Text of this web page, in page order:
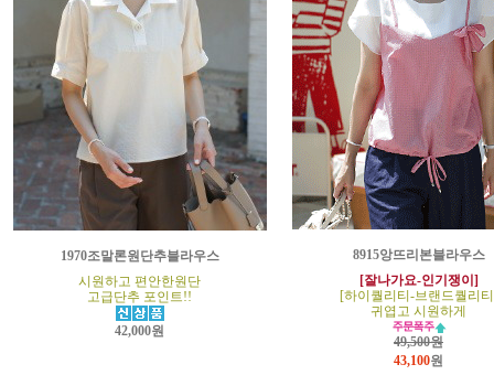
1970조말론원단추블라우스
시원하고 편안한원단
고급단추 포인트!!
42,000원
8915앙뜨리본블라우스
[잘나가요-인기쟁이]
[하이퀄리티-브랜드퀄리
귀엽고 시원하게
49,500원
43,100원